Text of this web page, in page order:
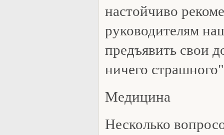
настойчиво
руководителям
предъявить свои
ничего
Медицина
Несколько